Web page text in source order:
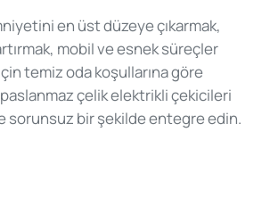
en üst düzeye çıkarmak,
mobil ve esnek süreçler
temiz oda koşullarına göre
çelik elektrikli çekicileri
sorunsuz bir şekilde entegre edin.